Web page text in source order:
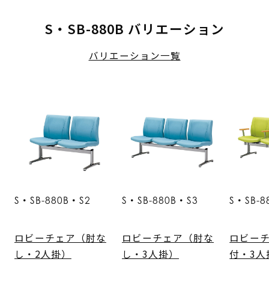
S・SB-880B バリエーション
バリエーション一覧
S・SB-880B・S2
ロビーチェア（肘な
し・2人掛）
S・SB-880B・S3
ロビーチェア（肘な
し・3人掛）
S・SB-
ロビー
付・3人